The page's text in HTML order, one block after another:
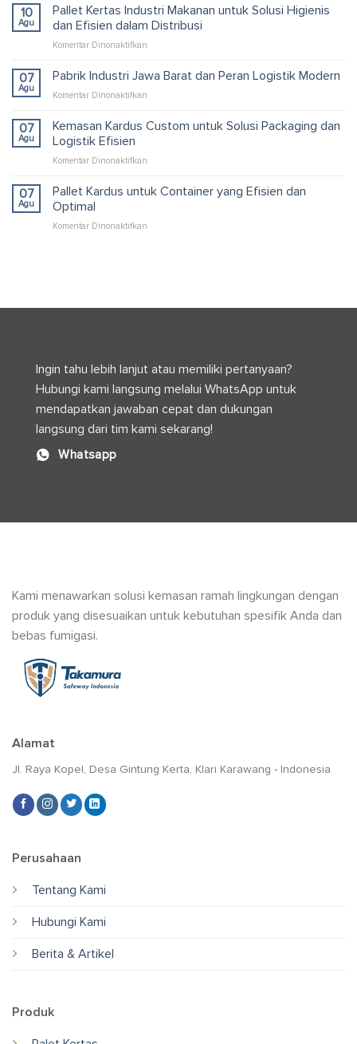
Itu
Apa
Perdagangan
10
Agu
Pallet Kertas Industri Makanan untuk Solusi Higienis
dan Efisien dalam Distribusi
Komentar Dinonaktifkan
Kertas
Solusi
Distribusi
07
Agu
Pabrik Industri Jawa Barat dan Peran Logistik Modern
Komentar Dinonaktifkan
Industri
Logistik
07
Agu
Kemasan Kardus Custom untuk Solusi Packaging dan
Logistik Efisien
Komentar Dinonaktifkan
Kardus
07
Agu
Pallet Kardus untuk Container yang Efisien dan
Optimal
Komentar Dinonaktifkan
Efisien
Ingin tahu lebih lanjut atau memiliki pertanyaan?
Hubungi kami langsung melalui WhatsApp untuk
mendapatkan jawaban cepat dan dukungan
langsung dari tim kami sekarang!
Whatsapp
Kami menawarkan solusi kemasan ramah lingkungan dengan
produk yang disesuaikan untuk kebutuhan spesifik Anda dan
bebas fumigasi.
Perusahaan
Tentang Kami
Hubungi Kami
Berita & Artikel
Produk
Alamat
Jl. Raya Kopel, Desa Gintung Kerta, Klari Karawang - Indonesia